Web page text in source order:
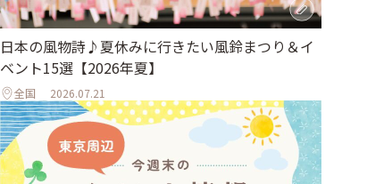
日本の風物詩♪夏休みに行きたい風鈴まつり＆イ
ベント15選【2026年夏】
全国 2026.07.21